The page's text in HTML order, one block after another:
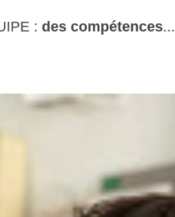
: des compétences...